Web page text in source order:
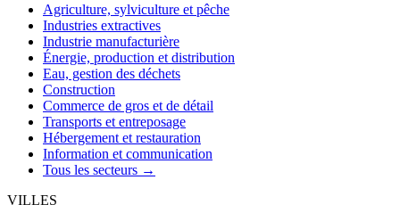
Agriculture, sylviculture et pêche
Industries extractives
Industrie manufacturière
Énergie, production et distribution
Eau, gestion des déchets
Construction
Commerce de gros et de détail
Transports et entreposage
Hébergement et restauration
Information et communication
Tous les secteurs →
VILLES